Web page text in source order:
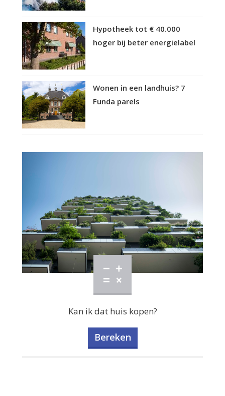
Hypotheek tot € 40.000
hoger bij beter energielabel
Wonen in een landhuis? 7
Funda parels
Kan ik dat huis kopen?
Bereken